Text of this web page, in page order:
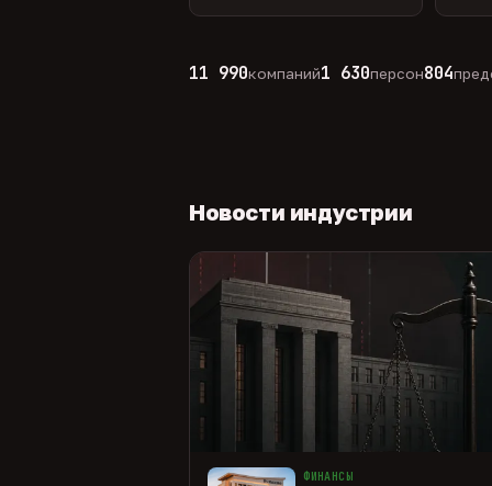
11 990компаний1 630персон804
Новости индустрии
ФИНАНСЫ